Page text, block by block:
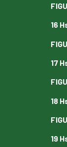
16
17
18
19